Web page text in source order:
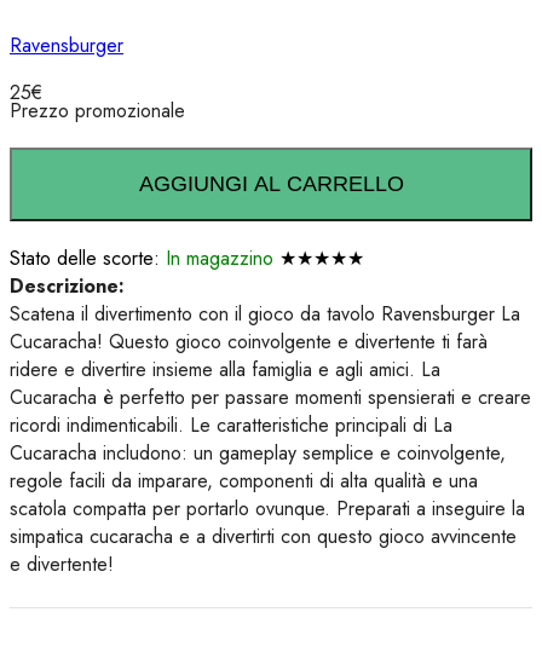
Ravensburger
25€
Prezzo promozionale
AGGIUNGI AL CARRELLO
Stato delle scorte: In magazzino ★★★★★
Descrizione:
Scatena il divertimento con il gioco da tavolo Ravensburger La
Cucaracha! Questo gioco coinvolgente e divertente ti farà
ridere e divertire insieme alla famiglia e agli amici. La
Cucaracha è perfetto per passare momenti spensierati e creare
ricordi indimenticabili. Le caratteristiche principali di La
Cucaracha includono: un gameplay semplice e coinvolgente,
regole facili da imparare, componenti di alta qualità e una
scatola compatta per portarlo ovunque. Preparati a inseguire la
simpatica cucaracha e a divertirti con questo gioco avvincente
e divertente!